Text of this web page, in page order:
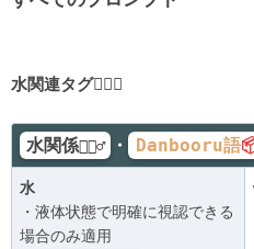
水関連タグ🤽🏻‍♂️
水関係🤽🏻‍♂️ ・ Danbooru語
水
・液体状態で明確に視認できる
場合のみ適用